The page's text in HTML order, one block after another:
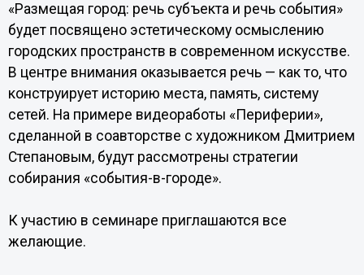
«Размещая город: речь субъекта и речь события»
будет посвящено эстетическому осмыслению
городских пространств в современном искусстве.
В центре внимания оказывается речь — как то, что
конструирует историю места, память, систему
сетей. На примере видеоработы «Периферии»,
сделанной в соавторстве с художником Дмитрием
Степановым, будут рассмотрены стратегии
собирания «события-в-городе».
К участию в семинаре приглашаются все
желающие.